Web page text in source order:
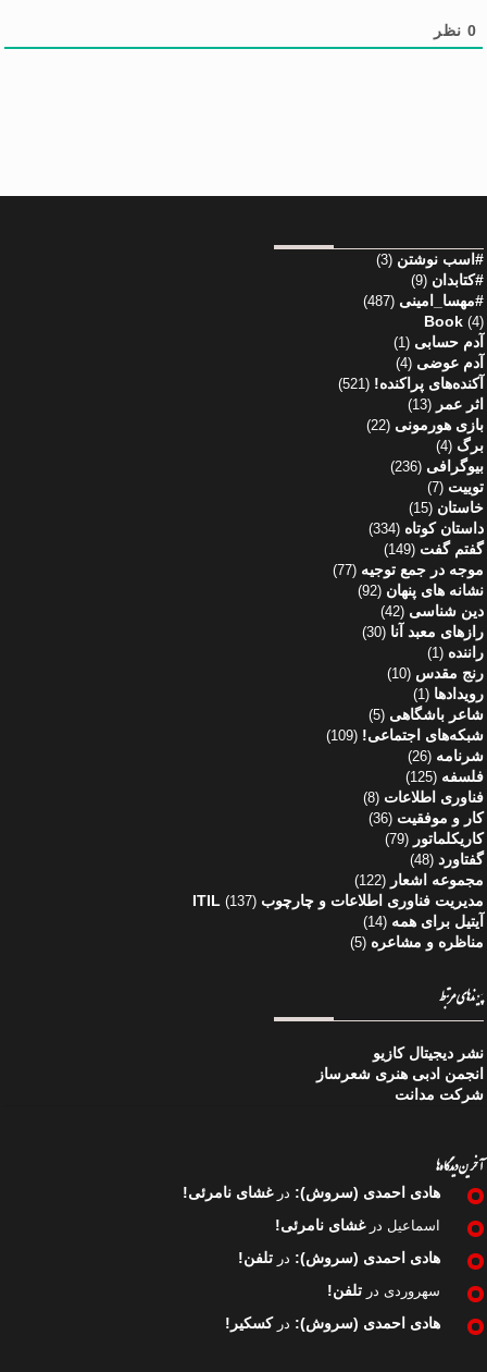
0 نظر
#اسب نوشتن (3)
#کتابدان (9)
#مهسا_امینی (487)
Book (4)
آدم حسابی (1)
آدم عوضی (4)
آکنده‌های پراکنده! (521)
اثر عمر (13)
بازی هورمونی (22)
برگ (4)
بیوگرافی (236)
توییت (7)
خاستان (15)
داستان کوتاه (334)
گفتم گفت (149)
موجه در جمع توجیه (77)
نشانه های پنهان (92)
دین شناسی (42)
رازهای معبد آنا (30)
راننده (1)
رنج مقدس (10)
رویدادها (1)
شاعر باشگاهی (5)
شبکه‌های اجتماعی! (109)
شرنامه (26)
فلسفه (125)
فناوری اطلاعات (8)
کار و موفقیت (36)
کاریکلماتور (79)
گفتاورد (48)
مجموعه اشعار (122)
مدیریت فناوری اطلاعات و چارچوب ITIL (137)
آیتیل برای همه (14)
مناظره و مشاعره (5)
پیوندهای مرتبط
نشر دیجیتال کازیو
انجمن ادبی هنری شعرساز
شرکت مدانت
آخرین دیدگاه‌ها
هادی احمدی (سروش): درغشای نامرئی!
اسماعیل درغشای نامرئی!
هادی احمدی (سروش): در تلفن!
سهروردی در تلفن!
هادی احمدی (سروش): درکسکیر!